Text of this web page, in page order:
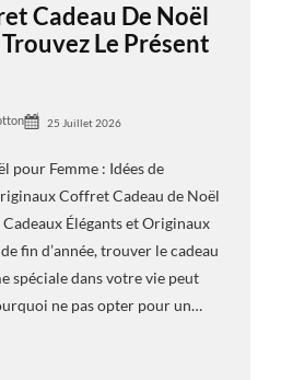
Cadeau De Noël
Le Présent
25 Juillet 2026
pour Femme : Idées de
Coffret Cadeau de Noël
Élégants et Originaux
fin d’année, trouver le cadeau
spéciale dans votre vie peut
ne pas opter pour un…